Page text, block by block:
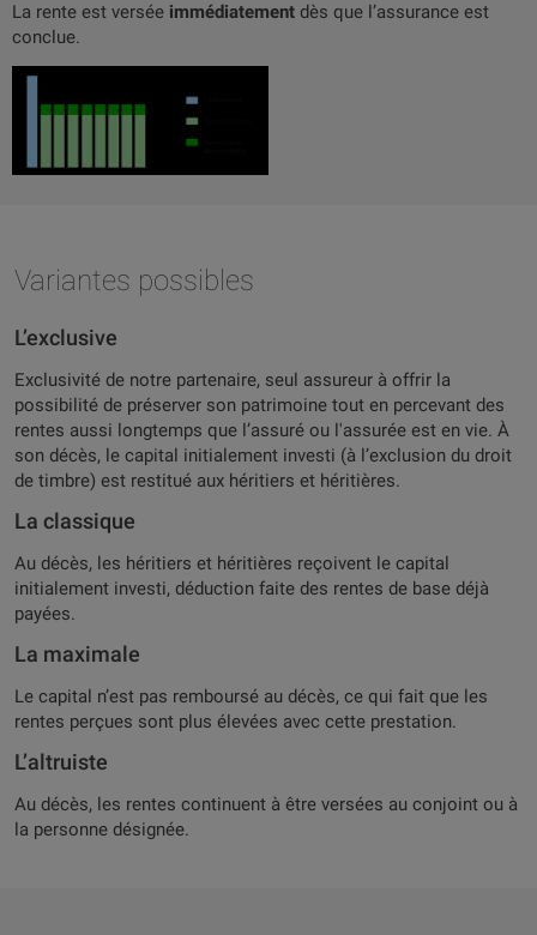
La rente est versée immédiatement dès que l’assurance est
conclue.
Variantes possibles
L’exclusive
Exclusivité de notre partenaire, seul assureur à offrir la
possibilité de préserver son patrimoine tout en percevant des
rentes aussi longtemps que l’assuré ou l'assurée est en vie. À
son décès, le capital initialement investi (à l’exclusion du droit
de timbre) est restitué aux héritiers et héritières.
La classique
Au décès, les héritiers et héritières reçoivent le capital
initialement investi, déduction faite des rentes de base déjà
payées.
La maximale
Le capital n’est pas remboursé au décès, ce qui fait que les
rentes perçues sont plus élevées avec cette prestation.
L’altruiste
Au décès, les rentes continuent à être versées au conjoint ou à
la personne désignée.